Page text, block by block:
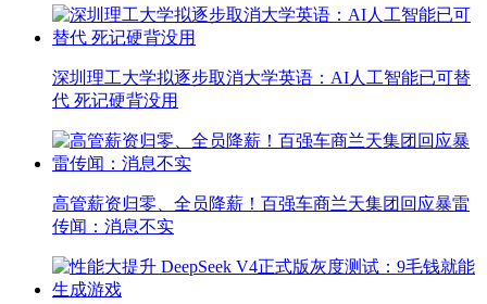
深圳理工大学拟逐步取消大学英语：AI人工智能已可替
代 死记硬背没用
高管薪资归零、全员降薪！百强车商兰天集团回应暴雷
传闻：消息不实